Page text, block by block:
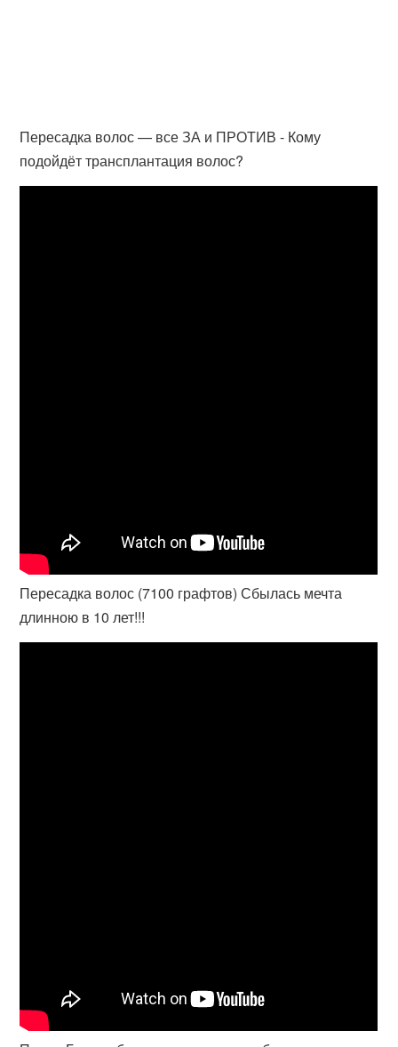
Пересадка волос — все ЗА и ПРОТИВ - Кому
подойдёт трансплантация волос?
Пересадка волос (7100 графтов) Сбылась мечта
длинною в 10 лет!!!